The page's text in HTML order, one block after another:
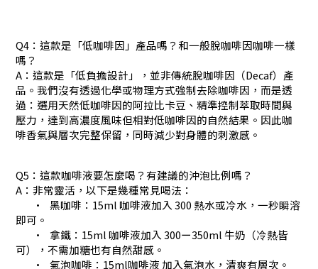
Q4：這款是「低咖啡因」產品嗎？和一般脫咖啡因咖啡一樣
嗎？
A：這款是「低負擔設計」，並非傳統脫咖啡因（Decaf）產
品。我們沒有透過化學或物理方式強制去除咖啡因，而是透
過：選用天然低咖啡因的阿拉比卡豆、精準控制萃取時間與
壓力，達到高濃度風味但相對低咖啡因的自然結果。因此咖
啡香氣與層次完整保留，同時減少對身體的刺激感。
Q5：這款咖啡液要怎麼喝？有建議的沖泡比例嗎？
A：非常靈活，以下是幾種常見喝法：
•
黑咖啡：15ml 咖啡液加入 300 熱水或冷水，一秒瞬溶
即可。
•
拿鐵：15ml 咖啡液加入 300ー350ml 牛奶（冷熱皆
可），不需加糖也有自然甜感。
•
氣泡咖啡：15ml咖啡液 加入氣泡水，清爽有層次。